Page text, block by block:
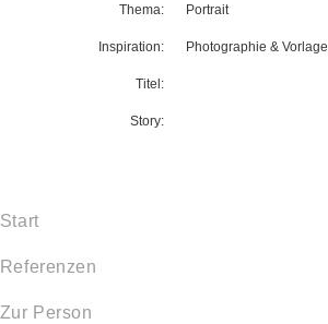
Thema:
Inspiration:
Titel:
Story:
Portrait
Photographie & Vorlage
Start
Referenzen
Zur Person